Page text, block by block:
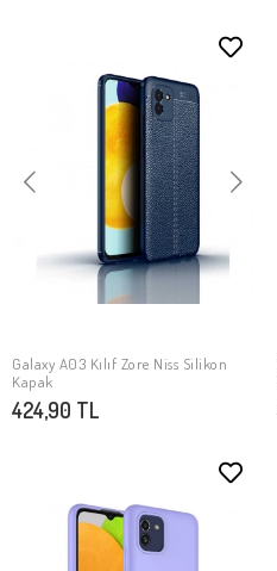
SEPETE EKLE
Galaxy A03 Kılıf Zore Niss Silikon
Kapak
424,90 TL